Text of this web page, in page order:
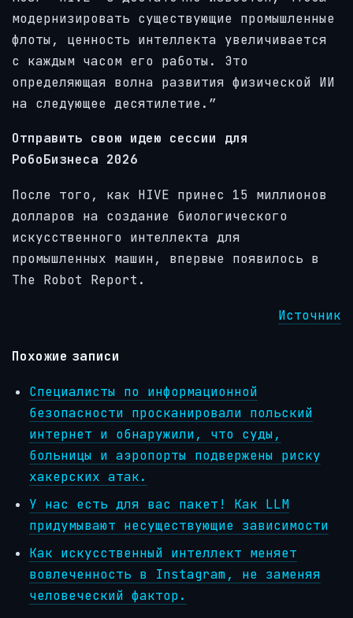
модернизировать существующие промышленные
флоты, ценность интеллекта увеличивается
с каждым часом его работы. Это
определяющая волна развития физической ИИ
на следующее десятилетие.”
Отправить свою идею сессии для
РобоБизнеса 2026
После того, как HIVE принес 15 миллионов
долларов на создание биологического
искусственного интеллекта для
промышленных машин, впервые появилось в
The Robot Report.
Источник
Похожие записи
Специалисты по информационной
безопасности просканировали польский
интернет и обнаружили, что суды,
больницы и аэропорты подвержены риску
хакерских атак.
У нас есть для вас пакет! Как LLM
придумывают несуществующие зависимости
Как искусственный интеллект меняет
вовлеченность в Instagram, не заменяя
человеческий фактор.